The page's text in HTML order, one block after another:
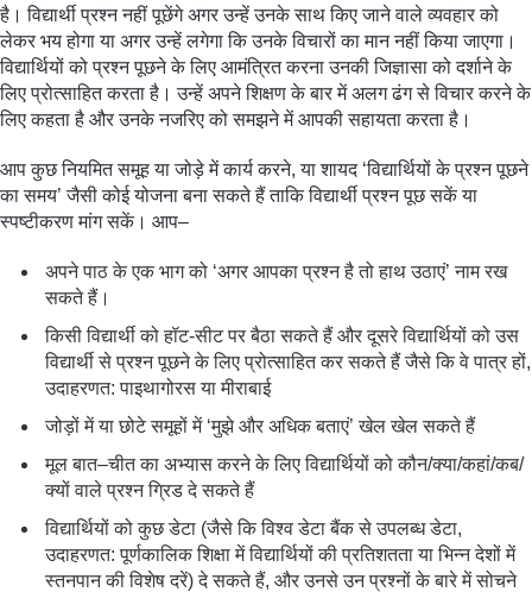
है। विद्यार्थी प्रश्न नहीं पूछेंगे अगर उन्हें उनके साथ किए जाने वाले व्यवहार को
लेकर भय होगा या अगर उन्हें लगेगा कि उनके विचारों का मान नहीं किया जाएगा।
विद्यार्थियों को प्रश्न पूछने के लिए आमंत्रित करना उनकी जिज्ञासा को दर्शाने के
लिए प्रोत्साहित करता है। उन्हें अपने शिक्षण के बार में अलग ढंग से विचार करने के
लिए कहता है और उनके नजरिए को समझने में आपकी सहायता करता है।
आप कुछ नियमित समूह या जोड़े में कार्य करने, या शायद ‘विद्यार्थियों के प्रश्न पूछने
का समय’ जैसी कोई योजना बना सकते हैं ताकि विद्यार्थी प्रश्न पूछ सकें या
स्पष्टीकरण मांग सकें। आप–
अपने पाठ के एक भाग को ‘अगर आपका प्रश्न है तो हाथ उठाएं’ नाम रख
सकते हैं।
किसी विद्यार्थी को हॉट-सीट पर बैठा सकते हैं और दूसरे विद्यार्थियों को उस
विद्यार्थी से प्रश्न पूछने के लिए प्रोत्साहित कर सकते हैं जैसे कि वे पात्र हों,
उदाहरणत: पाइथागोरस या मीराबाई
जोड़ों में या छोटे समूहों में ‘मुझे और अधिक बताएं’ खेल खेल सकते हैं
मूल बात–चीत का अभ्यास करने के लिए विद्यार्थियों को कौन/क्या/कहां/कब/
क्यों वाले प्रश्न ग्रिड दे सकते हैं
विद्यार्थियों को कुछ डेटा (जैसे कि विश्व डेटा बैंक से उपलब्ध डेटा,
उदाहरणत: पूर्णकालिक शिक्षा में विद्यार्थियों की प्रतिशतता या भिन्न देशों में
स्तनपान की विशेष दरें) दे सकते हैं, और उनसे उन प्रश्नों के बारे में सोचने